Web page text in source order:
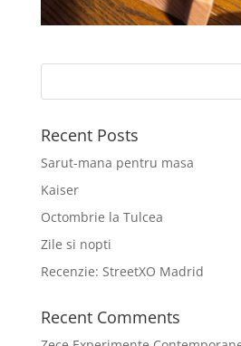
Recent Posts
Sarut-mana pentru masa
Kaiser
Octombrie la Tulcea
Zile si nopti
Recenzie: StreetXO Madrid
Recent Comments